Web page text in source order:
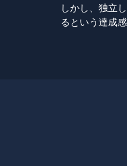
しかし、独立
るという達成